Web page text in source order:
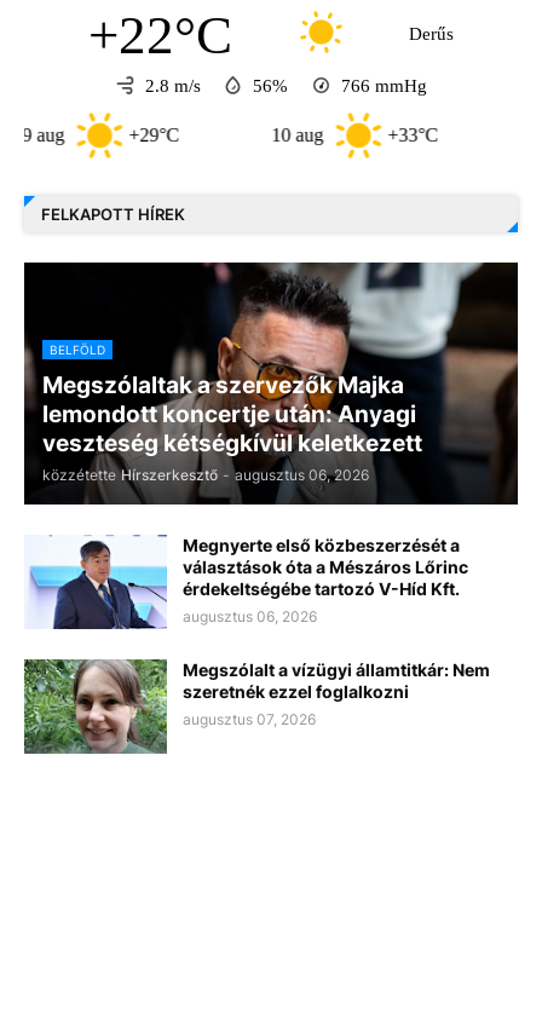
+22°C Derűs
2.8 m/s 56% 766 mmHg
+29°C +33°C
FELKAPOTT HÍREK
BELFÖLD
Megszólaltak a szervezők Majka
lemondott koncertje után: Anyagi
veszteség kétségkívül keletkezett
közzétette Hírszerkesztő - augusztus 06, 2026
Megnyerte első közbeszerzését a
választások óta a Mészáros Lőrinc
érdekeltségébe tartozó V-Híd Kft.
augusztus 06, 2026
Megszólalt a vízügyi államtitkár: Nem
szeretnék ezzel foglalkozni
augusztus 07, 2026